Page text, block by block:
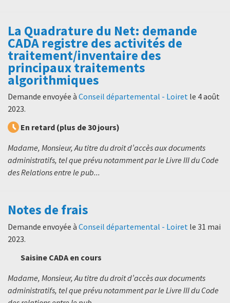
La Quadrature du Net: demande
CADA registre des activités de
traitement/inventaire des
principaux traitements
algorithmiques
Demande envoyée à Conseil départemental - Loiret le 4 août
2023.
En retard (plus de 30 jours)
Madame, Monsieur, Au titre du droit d’accès aux documents
administratifs, tel que prévu notamment par le Livre III du Code
des Relations entre le pub...
Notes de frais
Demande envoyée à Conseil départemental - Loiret le 31 mai
2023.
Saisine CADA en cours
Madame, Monsieur, Au titre du droit d’accès aux documents
administratifs, tel que prévu notamment par le Livre III du Code